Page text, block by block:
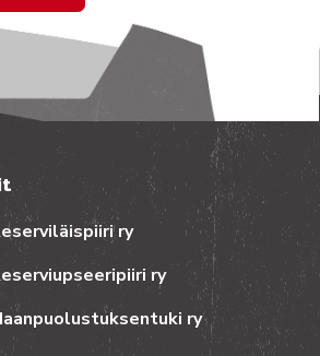
ry
ry
ry